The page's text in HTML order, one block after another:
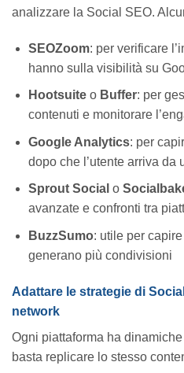
analizzare la Social SEO.
SEOZoom: per verificare
hanno sulla visibilità su
Hootsuiteo Buffer: per
contenuti e monitorare
Google Analytics: per
dopo che l’utente arriva da
Sprout Social o
avanzate e confronti tra
BuzzSumo: utile per
generano più condivisioni
Adattare le strategie di
network
Ogni piattaforma ha
basta replicare lo stesso